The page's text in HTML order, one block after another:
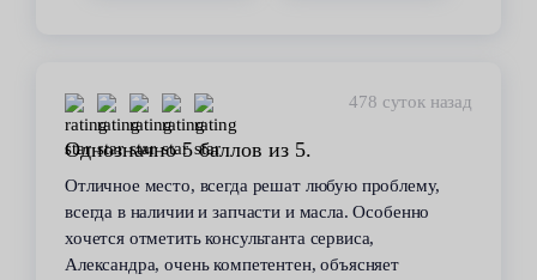
478 суток назад
5 баллов из 5.
всегда решат любую проблему,
и запчасти и масла. Особенно
консультанта сервиса,
компетентен, объясняет
В течение 6 лет
сервиса. Высокий
автомобилем